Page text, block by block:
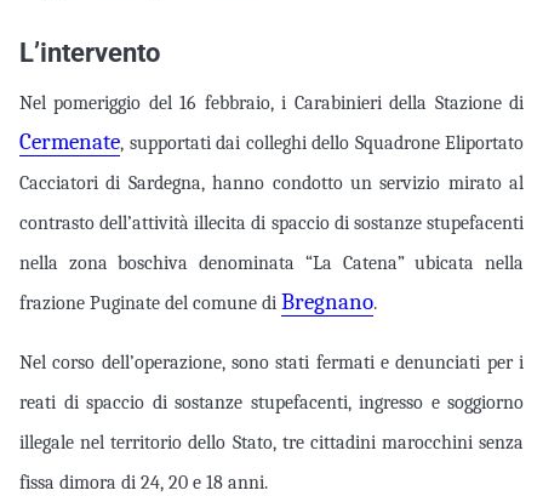
L’intervento
Nel pomeriggio del 16 febbraio, i Carabinieri della Stazione di
Cermenate, supportati dai colleghi dello Squadrone Eliportato
Cacciatori di Sardegna, hanno condotto un servizio mirato al
contrasto dell’attività illecita di spaccio di sostanze stupefacenti
nella zona boschiva denominata “La Catena” ubicata nella
frazione Puginate del comune di Bregnano.
Nel corso dell’operazione, sono stati fermati e denunciati per i
reati di spaccio di sostanze stupefacenti, ingresso e soggiorno
illegale nel territorio dello Stato, tre cittadini marocchini senza
fissa dimora di 24, 20 e 18 anni.